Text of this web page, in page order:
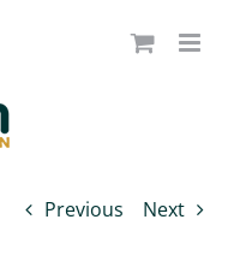
Previous Next